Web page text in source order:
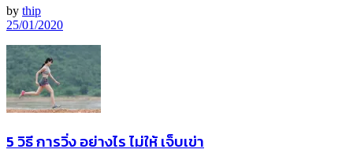
by thip
25/01/2020
5 วิธี การวิ่ง อย่างไร ไม่ให้ เจ็บเข่า